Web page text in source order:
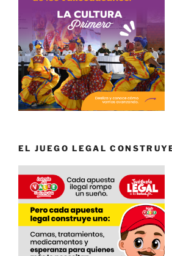
EL JUEGO LEGAL